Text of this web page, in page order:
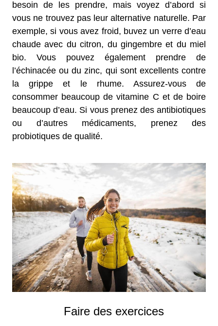
besoin de les prendre, mais voyez d’abord si
vous ne trouvez pas leur alternative naturelle. Par
exemple, si vous avez froid, buvez un verre d’eau
chaude avec du citron, du gingembre et du miel
bio. Vous pouvez également prendre de
l’échinacée ou du zinc, qui sont excellents contre
la grippe et le rhume. Assurez-vous de
consommer beaucoup de vitamine C et de boire
beaucoup d’eau. Si vous prenez des antibiotiques
ou d’autres médicaments, prenez des
probiotiques de qualité.
Faire des exercices